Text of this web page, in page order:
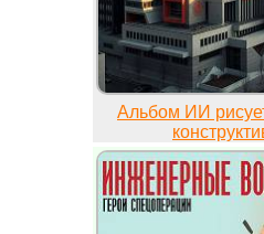
Альбом ИИ